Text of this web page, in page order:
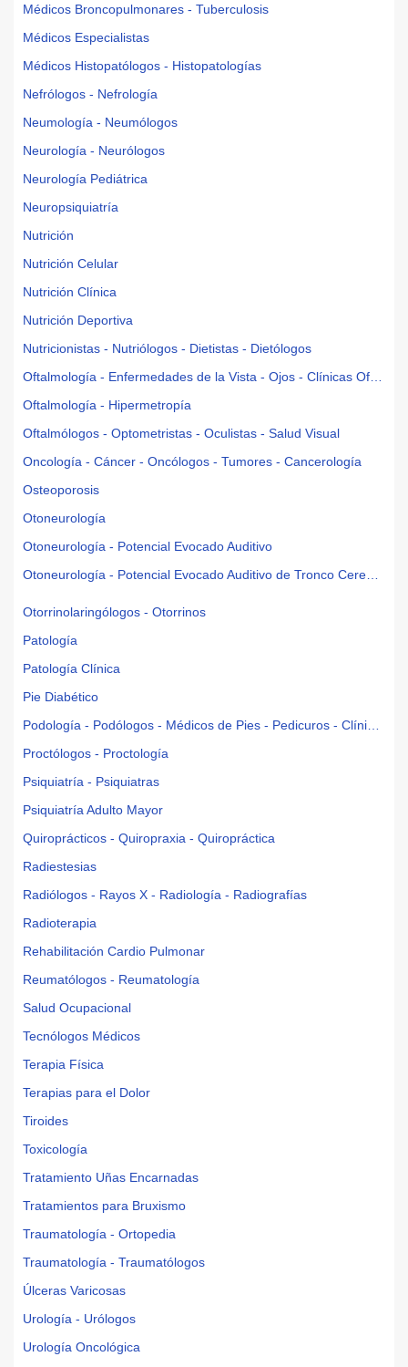
Médicos Broncopulmonares - Tuberculosis
Médicos Especialistas
Médicos Histopatólogos - Histopatologías
Nefrólogos - Nefrología
Neumología - Neumólogos
Neurología - Neurólogos
Neurología Pediátrica
Neuropsiquiatría
Nutrición
Nutrición Celular
Nutrición Clínica
Nutrición Deportiva
Nutricionistas - Nutriólogos - Dietistas - Dietólogos
Oftalmología - Enfermedades de la Vista - Ojos - Clínicas Oftalmológicas
Oftalmología - Hipermetropía
Oftalmólogos - Optometristas - Oculistas - Salud Visual
Oncología - Cáncer - Oncólogos - Tumores - Cancerología
Osteoporosis
Otoneurología
Otoneurología - Potencial Evocado Auditivo
Otoneurología - Potencial Evocado Auditivo de Tronco Cerebral
Otorrinolaringólogos - Otorrinos
Patología
Patología Clínica
Pie Diabético
Podología - Podólogos - Médicos de Pies - Pedicuros - Clínicas Podológicas
Proctólogos - Proctología
Psiquiatría - Psiquiatras
Psiquiatría Adulto Mayor
Quiroprácticos - Quiropraxia - Quiropráctica
Radiestesias
Radiólogos - Rayos X - Radiología - Radiografías
Radioterapia
Rehabilitación Cardio Pulmonar
Reumatólogos - Reumatología
Salud Ocupacional
Tecnólogos Médicos
Terapia Física
Terapias para el Dolor
Tiroides
Toxicología
Tratamiento Uñas Encarnadas
Tratamientos para Bruxismo
Traumatología - Ortopedia
Traumatología - Traumatólogos
Úlceras Varicosas
Urología - Urólogos
Urología Oncológica